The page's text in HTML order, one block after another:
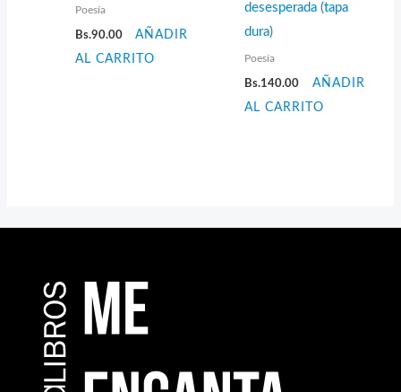
Poesía
Bs.90.00
AÑADIR
AL CARRITO
desesperada (tapa
dura)
Poesía
Bs.140.00
AÑADIR
AL CARRITO